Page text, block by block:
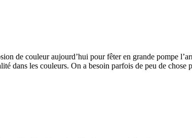
de couleur aujourd’hui pour fêter en grande pompe
dans les couleurs. On a besoin parfois de peu de